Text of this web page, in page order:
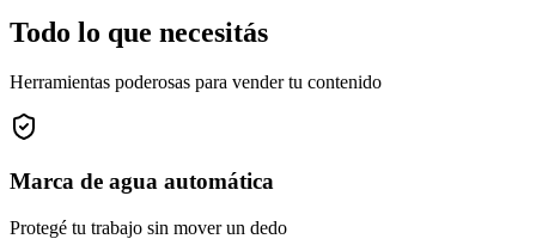
Todo lo que necesitás
Herramientas poderosas para vender tu contenido
Marca de agua automática
Protegé tu trabajo sin mover un dedo